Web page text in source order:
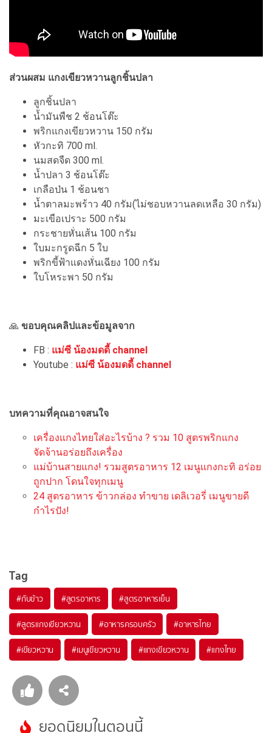
ส่วนผสม แกงเขียวหวานลูกชิ้นปลา
ลูกชิ้นปลา
น้ำมันพืช 2 ช้อนโต๊ะ
พริกแกงเขียวหวาน 150 กรัม
หัวกะทิ 700 ml.
นมสดจืด 300 ml.
น้ำปลา 3 ช้อนโต๊ะ
เกลือป่น 1 ช้อนชา
น้ำตาลมะพร้าว 40 กรัม(ไม่ชอบหวานลดเหลือ 30 กรัม)
มะเขือเปราะ 500 กรัม
กระชายหั่นเส้น 100 กรัม
ใบมะกรูดฉีก 5 ใบ
พริกขี้ฟ้าแดงหั่นเฉียง 100 กรัม
ใบโหระพา 50 กรัม
🙏 ขอบคุณคลิปและข้อมูลจาก
FB : แม่ซี น้องมดดี้ channel
Youtube : แม่ซี น้องมดดี้ channel
บทความที่คุณอาจสนใจ
เครื่องแกงไทยใส่อะไรบ้าง ? รวม 10 สูตรพริกแกง
จัดจ้านอร่อยถึงเครื่อง
แม่บ้านสายแกง! รวมสูตรอาหาร 12 เมนูแกงกะทิ อร่อย
ถูกปาก โดนใจทุกเมนู
24 สูตรอาหาร ข้าวกล่อง ทำขาย เดลิเวอรี่ เมนูขายดี
กำไรปัง!
Tag
#กับข้าว #สูตรอาหาร #สูตรอาหารเย็น
#สูตรแกงเขียวหวาน #อาหารครอบครัว #อาหารไทย
#เขียวหวาน #เมนูเขียวหวาน #แกงเขียวหวาน #แกงไทย
ยอดนิยมในตอนนี้